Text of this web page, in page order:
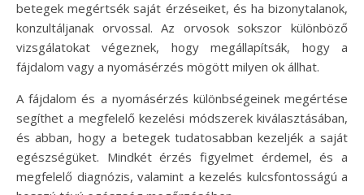
betegek megértsék saját érzéseiket, és ha bizonytalanok,
konzultáljanak orvossal. Az orvosok sokszor különböző
vizsgálatokat végeznek, hogy megállapítsák, hogy a
fájdalom vagy a nyomásérzés mögött milyen ok állhat.
A fájdalom és a nyomásérzés különbségeinek megértése
segíthet a megfelelő kezelési módszerek kiválasztásában,
és abban, hogy a betegek tudatosabban kezeljék a saját
egészségüket. Mindkét érzés figyelmet érdemel, és a
megfelelő diagnózis, valamint a kezelés kulcsfontosságú a